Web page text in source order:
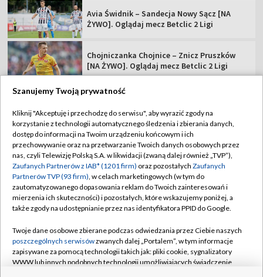
Avia Świdnik – Sandecja Nowy Sącz [NA
ŻYWO]. Oglądaj mecz Betclic 2 Ligi
Chojniczanka Chojnice – Znicz Pruszków
[NA ŻYWO]. Oglądaj mecz Betclic 2 Ligi
TVP
Abonament TVP
Sklep TVP
Biuro Reklamy
Oferta Handlowa
Emisja w TVP
Rada Programowa
Regulamin TVP
Polityka prywatności
Moje zgody
Biuro reklamy
Kanały
Szanujemy Twoją prywatność
Kliknij "Akceptuję i przechodzę do serwisu", aby wyrazić zgody na
korzystanie z technologii automatycznego śledzenia i zbierania danych,
dostęp do informacji na Twoim urządzeniu końcowym i ich
przechowywanie oraz na przetwarzanie Twoich danych osobowych przez
nas, czyli Telewizję Polską S.A. w likwidacji (zwaną dalej również „TVP”),
Zaufanych Partnerów z IAB* (1201 firm) oraz pozostałych Zaufanych
Partnerów TVP (93 firm), w celach marketingowych (w tym do
zautomatyzowanego dopasowania reklam do Twoich zainteresowań i
mierzenia ich skuteczności) i pozostałych, które wskazujemy poniżej, a
także zgody na udostępnianie przez nas identyfikatora PPID do Google.
Twoje dane osobowe zbierane podczas odwiedzania przez Ciebie naszych
poszczególnych serwisówzwanych dalej „Portalem”, w tym informacje
zapisywane za pomocą technologii takich jak: pliki cookie, sygnalizatory
WWW lub innych podobnych technologii umożliwiających świadczenie